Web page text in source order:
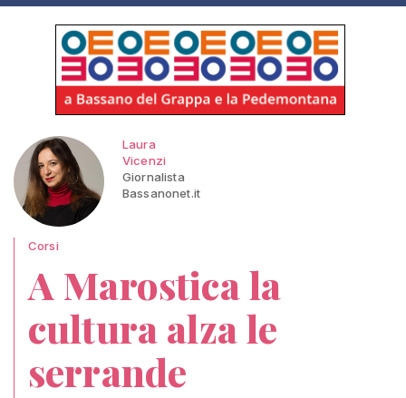
Laura
Vicenzi
Giornalista
Bassanonet.it
Corsi
A Marostica la
cultura alza le
serrande